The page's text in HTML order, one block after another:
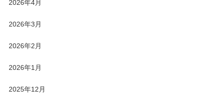
2026年4月
2026年3月
2026年2月
2026年1月
2025年12月